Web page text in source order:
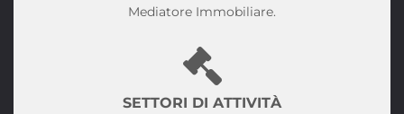
Mediatore Immobiliare.
SETTORI DI ATTIVITÀ